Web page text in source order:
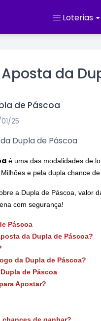
Loterias
da
de Páscoa
25
é uma das modalidades de
e pela dupla chance
a Dupla de Páscoa, valor
com segurança!
Páscoa
da Dupla de Páscoa?
da Dupla de Páscoa?
de Páscoa
Apostar?
chances de ganhar?